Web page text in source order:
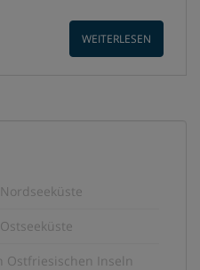
WEITERLESEN
Ostfriesischen Inseln